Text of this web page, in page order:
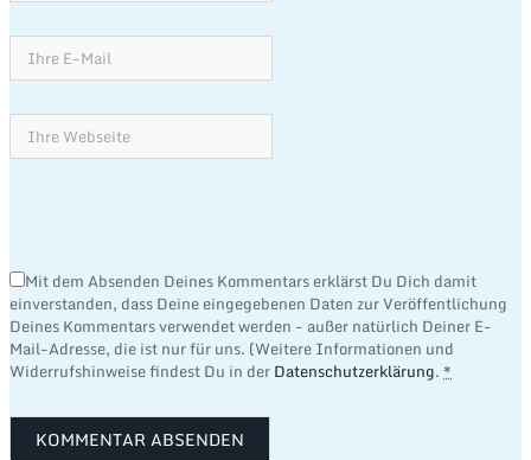
Mit dem Absenden Deines Kommentars erklärst Du Dich damit
einverstanden, dass Deine eingegebenen Daten zur Veröffentlichung
Deines Kommentars verwendet werden - außer natürlich Deiner E-
Mail-Adresse, die ist nur für uns. (Weitere Informationen und
Widerrufshinweise findest Du in derDatenschutzerklärung.*